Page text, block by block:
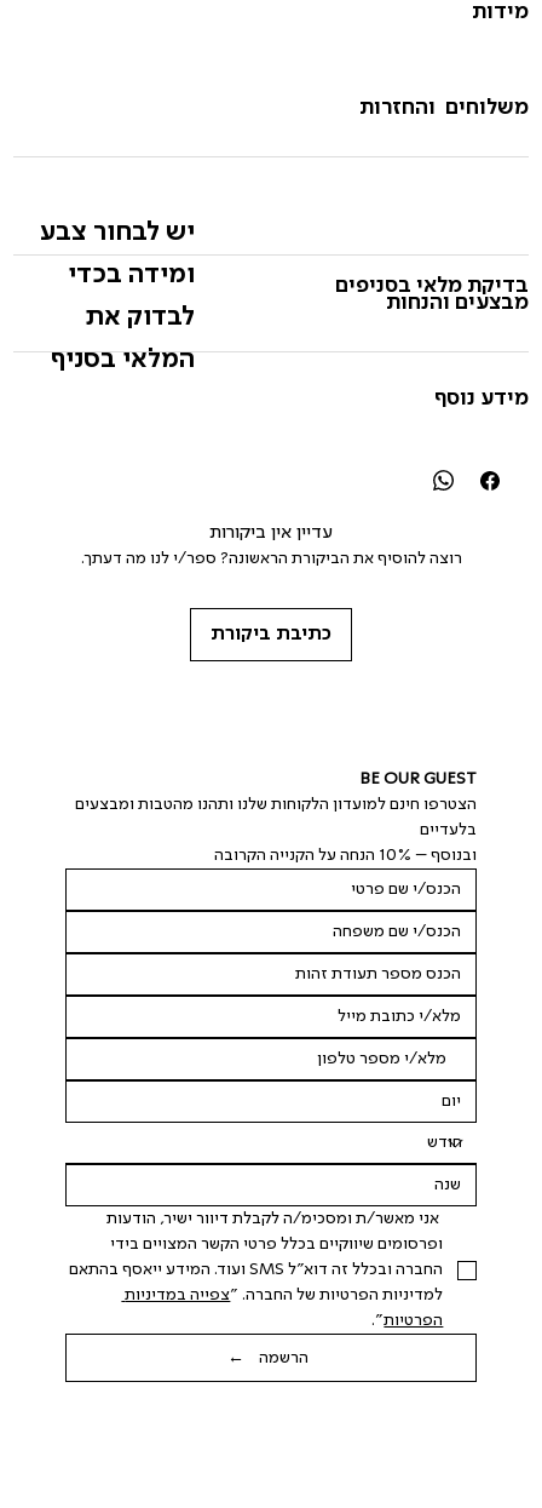
מידות
משלוחים והחזרות
יש לבחור צבע
ומידה בכדי
לבדוק את
המלאי בסניף
בדיקת מלאי בסניפים
מבצעים והנחות
מידע נוסף
עדיין אין ביקורות
רוצה להוסיף את הביקורת הראשונה? ספר/י לנו מה דעתך.
כתיבת ביקורת
BE OUR GUEST
הצטרפו חינם למועדון הלקוחות שלנו ותהנו מהטבות ומבצעים
בלעדיים
ובנוסף – 10% הנחה על הקנייה הקרובה
אני מאשר/ת ומסכימ/ה לקבלת דיוור ישיר, הודעות
החברה ובכלל זה דוא"ל SMS ועוד. המידע ייאסף בהתאם
למדיניות הפרטיות של החברה. "
צפייה במדיניות
הפרטיות".
הרשמה ←